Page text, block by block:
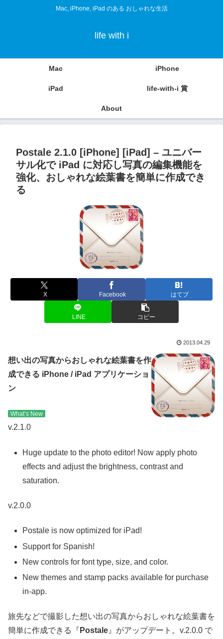
Mac, iPhone, iPad のある おしゃれな生活
life with i
Mac iPhone
iPad life-with-i 賞
About
Postale 2.1.0 [iPhone] [iPad] – ユニバー
サル化で iPad に対応し写真の編集機能を
強化、おしゃれな絵葉書を簡単に作成でき
る
X Facebook はてブ
LINE コピー
2013.04.29
想い出の写真からおしゃれな絵葉書を作
成できる iPhone / iPad アプリケーショ
ン
What’s New
v.2.1.0
Huge update to the photo editor! Now apply photo
effects and adjust the brightness, contrast and
saturation.
v.2.0.0
Postale is now optimized for iPad!
Support for Spanish!
New controls for font type, size, and color.
New themes and stamp packs available for purchase
in-app.
旅先などで撮影した想い出の写真からおしゃれな絵葉書を
簡単に作成できる『 Postale 』がアップデート。v.2.0.0 で